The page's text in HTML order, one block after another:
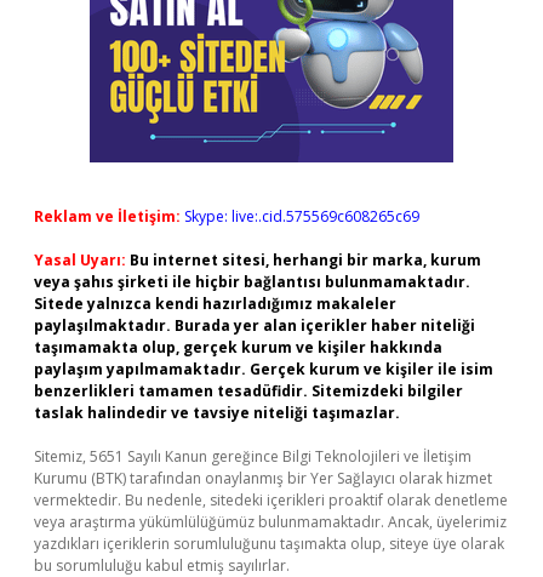
Reklam ve İletişim: Skype: live:.cid.575569c608265c69
Yasal Uyarı: Bu internet sitesi, herhangi bir marka, kurum
veya şahıs şirketi ile hiçbir bağlantısı bulunmamaktadır.
Sitede yalnızca kendi hazırladığımız makaleler
paylaşılmaktadır. Burada yer alan içerikler haber niteliği
taşımamakta olup, gerçek kurum ve kişiler hakkında
paylaşım yapılmamaktadır. Gerçek kurum ve kişiler ile isim
benzerlikleri tamamen tesadüfidir. Sitemizdeki bilgiler
taslak halindedir ve tavsiye niteliği taşımazlar.
Sitemiz, 5651 Sayılı Kanun gereğince Bilgi Teknolojileri ve İletişim
Kurumu (BTK) tarafından onaylanmış bir Yer Sağlayıcı olarak hizmet
vermektedir. Bu nedenle, sitedeki içerikleri proaktif olarak denetleme
veya araştırma yükümlülüğümüz bulunmamaktadır. Ancak, üyelerimiz
yazdıkları içeriklerin sorumluluğunu taşımakta olup, siteye üye olarak
bu sorumluluğu kabul etmiş sayılırlar.